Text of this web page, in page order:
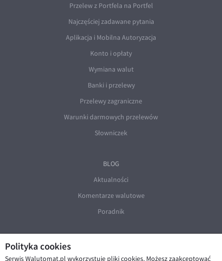
Polityka cookies
Serwis Walutomat.pl wykorzystuje pliki cookies. Możesz zaakceptować
Przelew z Portfela na Portfel
Najczęściej zadawane pytania
Aplikacja i Mobilna Autoryzacja
Konto i opłaty
Wymiana walut
Banki i przelewy
Przelewy zagraniczne
Warunki darmowych przelewów
Słowniczek
BLOG
Aktualności
Komentarze walutowe
Poradnik